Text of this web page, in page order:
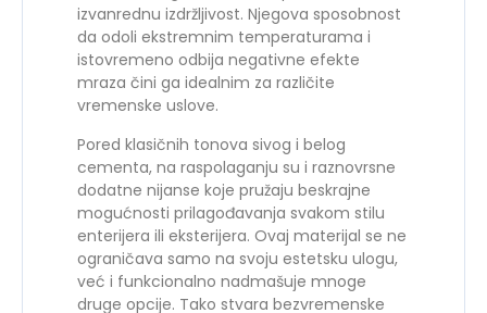
izvanrednu izdržljivost. Njegova sposobnost
da odoli ekstremnim temperaturama i
istovremeno odbija negativne efekte
mraza čini ga idealnim za različite
vremenske uslove.
Pored klasičnih tonova sivog i belog
cementa, na raspolaganju su i raznovrsne
dodatne nijanse koje pružaju beskrajne
mogućnosti prilagođavanja svakom stilu
enterijera ili eksterijera. Ovaj materijal se ne
ograničava samo na svoju estetsku ulogu,
već i funkcionalno nadmašuje mnoge
druge opcije. Tako stvara bezvremenske